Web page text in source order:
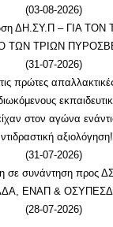
(03-08-2026)
ΔΗ.ΣΥ.Π – ΓΙΑ ΤΟΝ
ΤΩΝ ΤΡΙΩΝ
(31-07-2026)
τις πρώτες
στον αγώνα
αξιολόγηση!
(31-07-2026)
σε συνάντηση προς
ΕΝΑΠ &
(28-07-2026)